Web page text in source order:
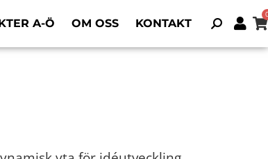
A-Ö OM OSS KONTAKT